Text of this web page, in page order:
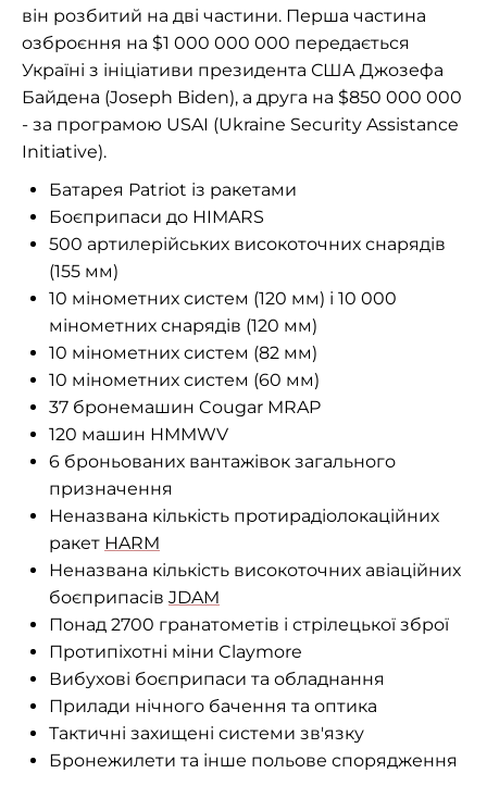
він розбитий на дві частини. Перша частина
озброєння на $1 000 000 000 передається
Україні з ініціативи президента США Джозефа
Байдена (Joseph Biden), а друга на $850 000 000
- за програмою USAI (Ukraine Security Assistance
Initiative).
Батарея Patriot із ракетами
Боєприпаси до HIMARS
500 артилерійських високоточних снарядів
(155 мм)
10 мінометних систем (120 мм) і 10 000
мінометних снарядів (120 мм)
10 мінометних систем (82 мм)
10 мінометних систем (60 мм)
37 бронемашин Cougar MRAP
120 машин HMMWV
6 броньованих вантажівок загального
призначення
Неназвана кількість протирадіолокаційних
ракет HARM
Неназвана кількість високоточних авіаційних
боєприпасів JDAM
Понад 2700 гранатометів і стрілецької зброї
Протипіхотні міни Claymore
Вибухові боєприпаси та обладнання
Прилади нічного бачення та оптика
Тактичні захищені системи зв'язку
Бронежилети та інше польове спорядження